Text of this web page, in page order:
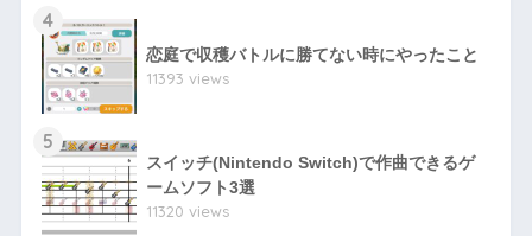
4
恋庭で収穫バトルに勝てない時にやったこと
11393 views
5
スイッチ(Nintendo Switch)で作曲できるゲ
ームソフト3選
11320 views